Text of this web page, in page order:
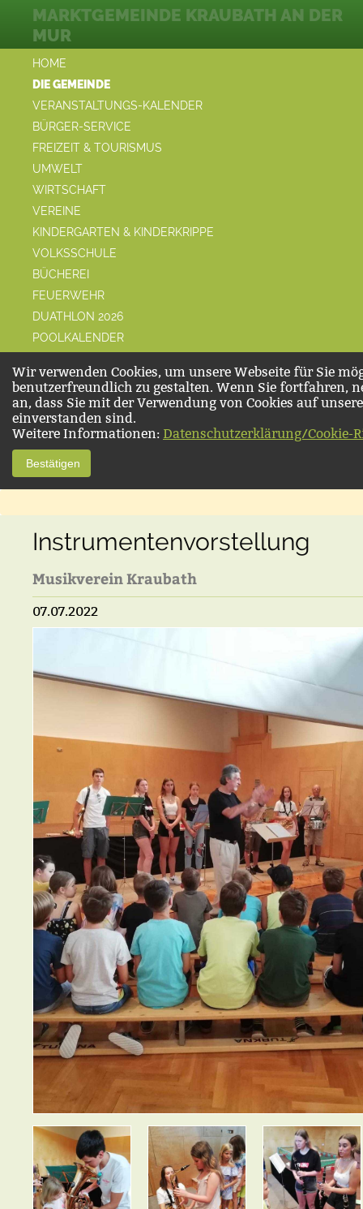
HOME
DIE GEMEINDE
VERANSTALTUNGS-KALENDER
BÜRGER-SERVICE
FREIZEIT & TOURISMUS
UMWELT
WIRTSCHAFT
VEREINE
KINDERGARTEN & KINDERKRIPPE
VOLKSSCHULE
BÜCHEREI
FEUERWEHR
DUATHLON 2026
POOLKALENDER
MARKTGEMEINDE KRAUBATH AN DER
MUR
Wir verwenden Cookies, um unsere Webseite für Sie
benutzerfreundlich zu gestalten. Wenn Sie fortfahren,
an, dass Sie mit der Verwendung von Cookies auf
einverstanden sind.
Weitere Informationen: Datenschutzerklärung/Cookie-
Bestätigen
Instrumentenvorstellung
Musikverein Kraubath
07.07.2022